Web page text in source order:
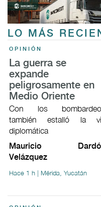
LO MÁS
OPINIÓN
La guerra se
expande
peligrosamente en
Medio Oriente
Con los
también estalló la
diplomática
Mauricio
Velázquez
Hace 1 h | Mérida, Yucatán